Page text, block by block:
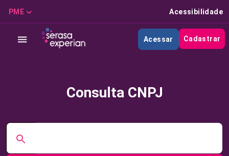
PME Acessibilidade
Acessar Cadastrar
Consulta CNPJ